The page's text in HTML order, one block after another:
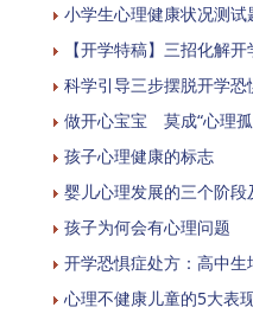
小学生心理健康状况测试
【开学特稿】三招化解
科学引导三步摆脱开学恐
做开心宝宝 莫成“心理
孩子心理健康的标志
婴儿心理发展的三个阶段
孩子为何会有心理问题
开学恐惧症处方：高中
心理不健康儿童的5大表